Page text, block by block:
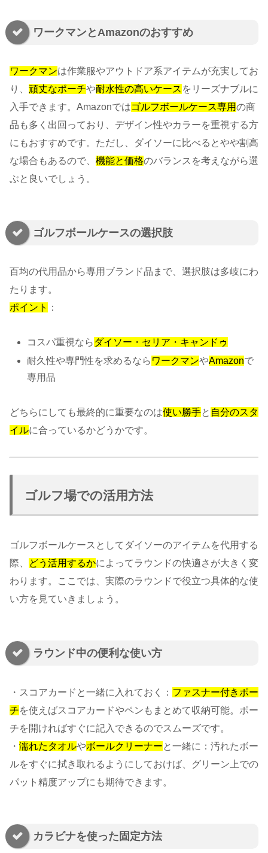
ワークマンとAmazonのおすすめ
ワークマンは作業服やアウトドア系アイテムが充実してお
り、 頑丈なポーチや耐水性の高いケース をリーズナブルに
入手できます。Amazonではゴルフボールケース専用の商
品も多く出回っており、デザイン性やカラーを重視する方
にもおすすめです。ただし、ダイソーに比べるとやや割高
な場合もあるので、 機能と価格のバランスを考えながら選
ぶと良いでしょう。
ゴルフボールケースの選択肢
百均の代用品から専用ブランド品まで、選択肢は多岐にわ
たります。
ポイント
：
コスパ重視なら ダイソー・セリア・キャンドゥ
耐久性や専門性を求めるなら ワークマンやAmazonで
専用品
どちらにしても最終的に重要なのは使い勝手と 自分のスタ
イルに合っているかどうかです。
ゴルフ場での活用方法
ゴルフボールケースとしてダイソーのアイテムを代用する
際、
どう活用するかによってラウンドの快適さが大きく変
わります。ここでは、実際のラウンドで役立つ具体的な使
い方を見ていきましょう。
ラウンド中の便利な使い方
・スコアカードと一緒に入れておく： ファスナー付きポー
チを使えばスコアカードやペンもまとめて収納可能。ポー
チを開ければすぐに記入できるのでスムーズです。
・ 濡れたタオルやボールクリーナー と一緒に：汚れたボー
ルをすぐに拭き取れるようにしておけば、グリーン上での
パット精度アップにも期待できます。
カラビナを使った固定方法